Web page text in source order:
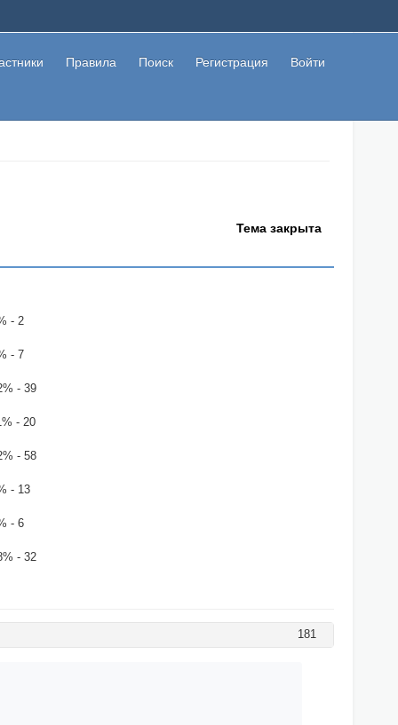
Правила Поиск Регистрация Войти
Тема закрыта
- 2
- 7
- 39
- 20
- 58
- 13
- 6
- 32
181